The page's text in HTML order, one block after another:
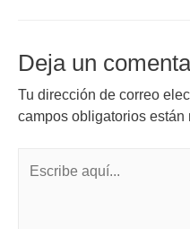
Deja un
Tu dirección de correo
campos obligatorios están